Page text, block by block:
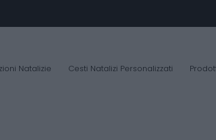
Natalizie Cesti Natalizi Personalizzati